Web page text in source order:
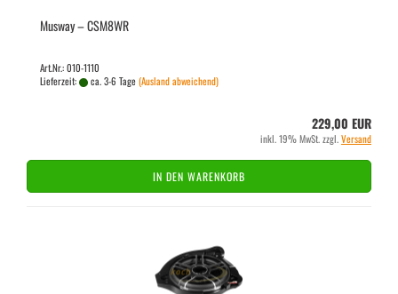
Mus­way – CSM8WR
Art.Nr.: 010-1110
Lieferzeit:
ca. 3-6 Tage(Ausland abweichend)
229,00 EUR
inkl. 19% MwSt. zzgl.Versand
IN DEN WARENKORB